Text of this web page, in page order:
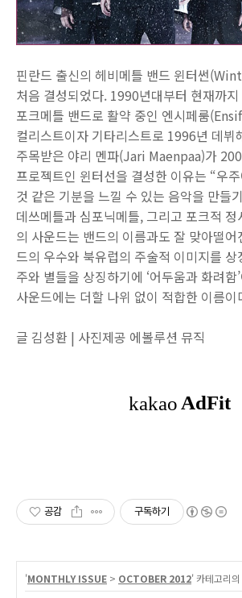
핀란드 출신의 헤비메틀 밴드 윈터썬
처음 결성되었다. 1990년대부터 현재까
포크메틀 밴드로 활약 중인 엔시페룸
컬리스트이자 기타리스트로 1996년 데뷔
주목받은 야리 멘파(Jari Maenpaa)가
프로젝트인 윈터선을 결성한 이유는 “우
것 같은 기분을 느낄 수 있는 음악을 만들
데쓰메틀과 심포닉메틀, 그리고 포크적
의 사운드는 밴드의 이름과도 잘 맞아떨어
드의 우수와 북유럽의 주술적 이미지를 상
주와 별들을 상징하기에 ‘어두움과 화려함
사운드에는 더할 나위 없이 적합한 이름이
글 김성환 | 사진제공 에볼루션 뮤직
공감 구독하기
'MONTHLY ISSUE > OCTOBER 2012' 카테고리